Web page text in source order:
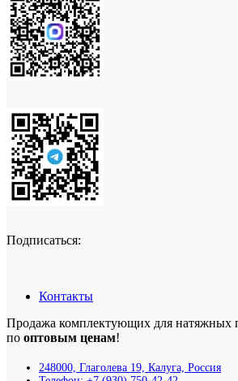
Подписаться:
Контакты
Продажа комплектующих для натяжных
по оптовым ценам!
248000, Глаголева 19, Калуга, Россия